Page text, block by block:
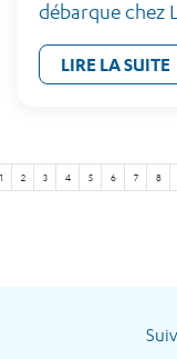
débarque chez
LIRE LA SUITE
1 2 3 4 5 6 7 8